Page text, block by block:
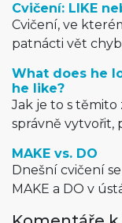
Cvičení: LIKE
Cvičení, ve
patnácti vět
What does he
he like?
Jak je to s
správně vytvořit,
MAKE vs. DO
Dnešní cvičení
MAKE a DO v